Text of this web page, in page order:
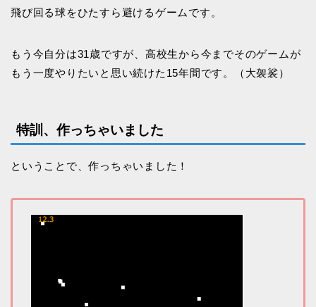
飛び回る球をひたすら避けるゲームです。
もう今自分は31歳ですが、高校生から今までそのゲームが
もう一度やりたいと思い続けた15年間です。（大袈裟）
特訓、作っちゃいました
ということで、作っちゃいました！